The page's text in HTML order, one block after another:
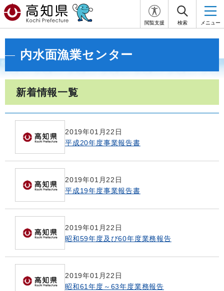
閲覧支援 検索 メニュー
内水面漁業センター
新着情報一覧
2019年01月22日
平成20年度事業報告書
2019年01月22日
平成19年度事業報告書
2019年01月22日
昭和59年度及び60年度業務報告
2019年01月22日
昭和61年度～63年度業務報告